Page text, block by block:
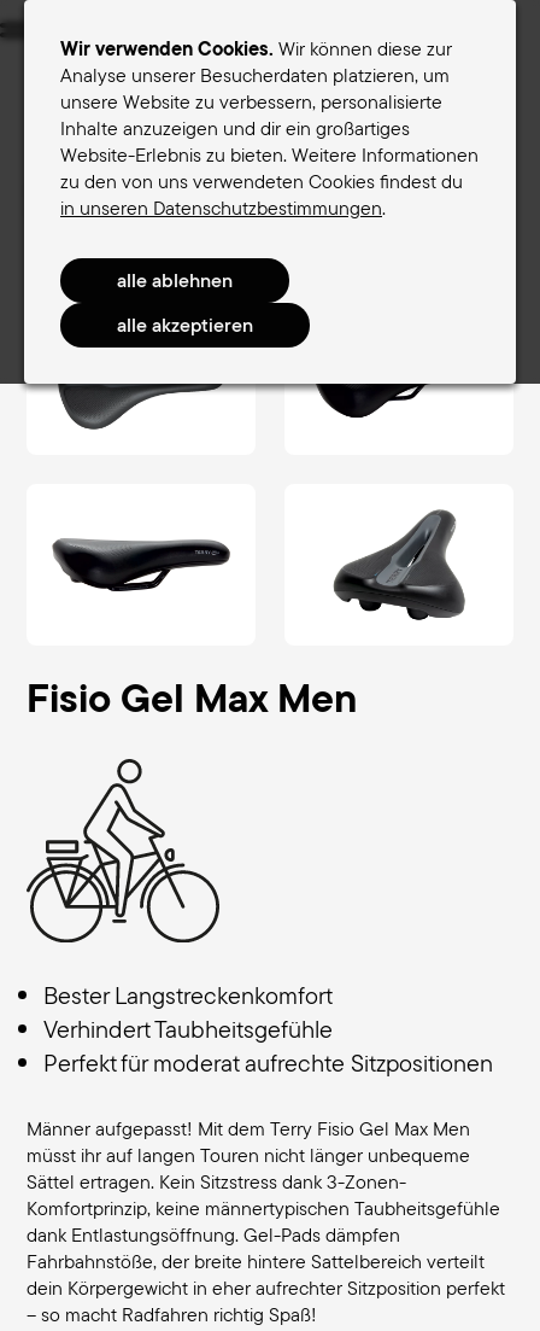
Wir verwenden Cookies. Wir können diese zur
Analyse unserer Besucherdaten platzieren, um
unsere Website zu verbessern, personalisierte
Inhalte anzuzeigen und dir ein großartiges
Website-Erlebnis zu bieten. Weitere Informationen
zu den von uns verwendeten Cookies findest du
in unseren Datenschutzbestimmungen.
Menu
Sättel für Frauen
Sättel für Männer
Terry-Sattelfinder
Sättel für Männer TouringComfort Men
Fisio Gel Max Men
Fisio Gel Max Men
Bester Langstreckenkomfort
Verhindert Taubheitsgefühle
Perfekt für moderat aufrechte Sitzpositionen
Männer aufgepasst! Mit dem Terry Fisio Gel Max Men
müsst ihr auf langen Touren nicht länger unbequeme
Sättel ertragen. Kein Sitzstress dank 3-Zonen-
Komfortprinzip, keine männertypischen Taubheitsgefühle
dank Entlastungsöffnung. Gel-Pads dämpfen
Fahrbahnstöße, der breite hintere Sattelbereich verteilt
dein Körpergewicht in eher aufrechter Sitzposition perfekt
– so macht Radfahren richtig Spaß!